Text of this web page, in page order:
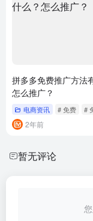
拼多多免费推广方法
怎么推广？
电商资讯 # 免费 #
2年前
暂无评论